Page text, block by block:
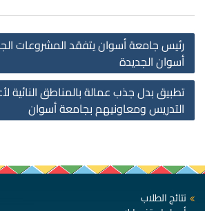
رئيس جامعة أسوان يتفقد المشروعات
أسوان الجديدة
تطبيق بدل جذب عمالة بالمناطق النائية
التدريس ومعاونيهم بجامعة أسوان
نتائج الطلاب